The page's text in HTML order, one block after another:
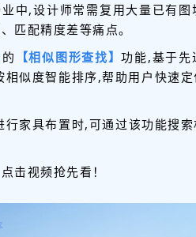
中,设计师常需复用大量已有
匹配精度差等痛点。
的 【相似图形查找】功能,基于先
相似度智能排序,帮助用户快速
行家具布置时,可通过该功能搜
击视频抢先看！